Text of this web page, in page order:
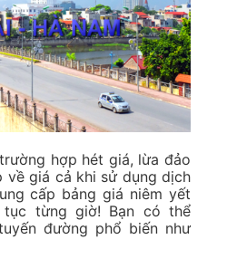
bạn không thương lượng giá
giá trước mà bạn quyết
phí tính theo đồng hồ
phải để ý đồng hồ liên
Nếu phát hiện có điều
lập tức xuống xe và liên
thể xảy ra
bị một tâm thế sẵn
cố có thể xảy ra. Điều
lưu lại thông tin của chiếc